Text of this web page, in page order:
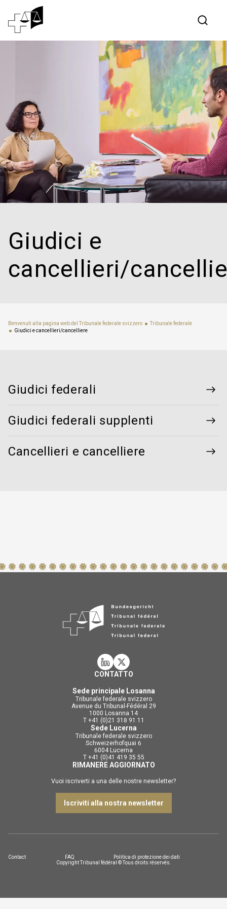
Contatto
Lavorare al Tribunale federale
Media
Giudici e
cancellieri/
Benvenuti alla pagina web del Tribunale federale svizzero
Tribunale federale
Giudici e cancellieri/cancelliere
Giudici federali
Giudici federali supplenti
Cancellieri e cancelliere
CONTATTO
Sede principale Losanna
Tribunale federale svizzero
Avenue du Tribunal-Fédéral 29
1000 Losanna 14
T +41 (0)21 318 91 11
Sede Lucerna
Tribunale federale svizzero
Schweizerhofquai 6
6004 Lucerna
T +41 (0)41 419 35 55
RIMANERE AGGIORNATO
Vuoi iscriverti a una delle nostre newsletter?
Iscriviti alla nostra newsletter
Copyright Tribunal fédéral © Tous droits réservés.
Contact FAQ Politica di protezione dei dati